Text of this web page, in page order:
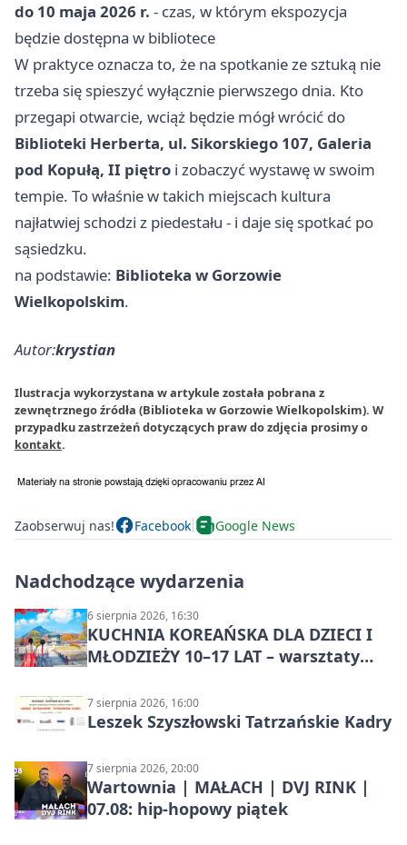
do 10 maja 2026 r. - czas, w którym ekspozycja
będzie dostępna w bibliotece
W praktyce oznacza to, że na spotkanie ze sztuką nie
trzeba się spieszyć wyłącznie pierwszego dnia. Kto
przegapi otwarcie, wciąż będzie mógł wrócić do
Biblioteki Herberta, ul. Sikorskiego 107, Galeria
pod Kopułą, II piętro i zobaczyć wystawę w swoim
tempie. To właśnie w takich miejscach kultura
najłatwiej schodzi z piedestału - i daje się spotkać po
sąsiedzku.
na podstawie: Biblioteka w Gorzowie
Wielkopolskim.
Autor:krystian
Ilustracja wykorzystana w artykule została pobrana z
zewnętrznego źródła (Biblioteka w Gorzowie Wielkopolskim). W
przypadku zastrzeżeń dotyczących praw do zdjęcia prosimy o
kontakt.
Zaobserwuj nas! Facebook Google News
Nadchodzące wydarzenia
6 sierpnia 2026, 16:30
KUCHNIA KOREAŃSKA DLA DZIECI I
MŁODZIEŻY 10–17 LAT – warsztaty
7 sierpnia 2026, 16:00
Leszek Szyszłowski Tatrzańskie Kadry
7 sierpnia 2026, 20:00
Wartownia | MAŁACH | DVJ RINK |
07.08: hip-hopowy piątek